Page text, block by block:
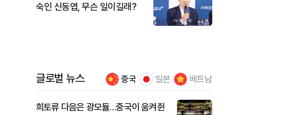
숙인 신동엽, 무슨 일이길래?
글로벌 뉴스 중국 일본 베트남
희토류 다음은 광모듈…중국이 움켜쥔